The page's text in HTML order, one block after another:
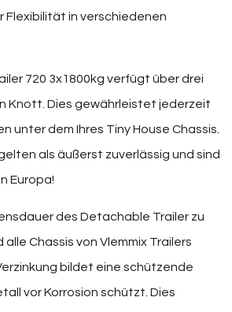
Flexibilität in verschiedenen
720 3x1800kg verfügt über drei
Knott. Dies gewährleistet jederzeit
unter dem Ihres Tiny House Chassis.
als äußerst zuverlässig und sind
Europa!
des Detachable Trailer zu
Chassis von Vlemmix Trailers
bildet eine schützende
vor Korrosion schützt. Dies